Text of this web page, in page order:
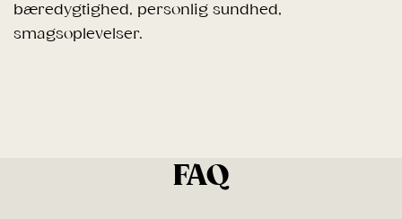
bæredygtighed, personlig sundhed,
smagsoplevelser.
FAQ